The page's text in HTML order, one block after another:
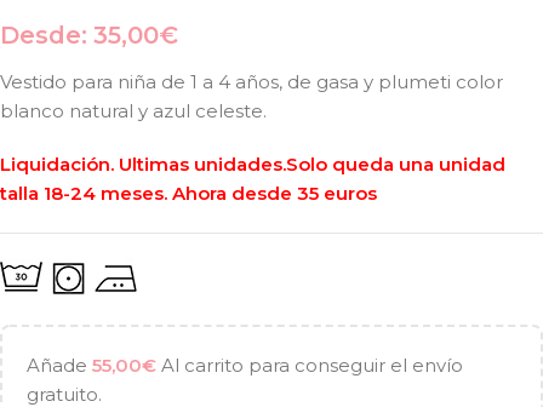
Desde: 35,00€
Vestido para niña de 1 a 4 años, de gasa y plumeti color
blanco natural y azul celeste.
Liquidación. Ultimas unidades.Solo queda una unidad
talla 18-24 meses. Ahora desde 35 euros
Añade 55,00€ Al carrito para conseguir el envío
gratuito.